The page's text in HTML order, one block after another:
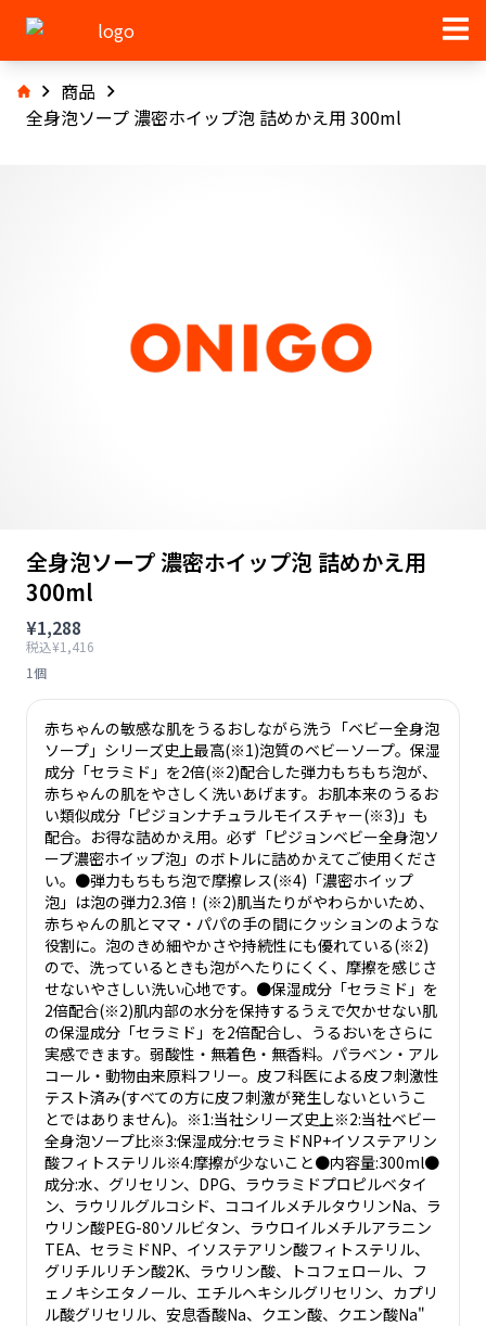
商品
全身泡ソープ 濃密ホイップ泡 詰めかえ用 300ml
全身泡ソープ 濃密ホイップ泡 詰めかえ用
300ml
¥1,288
税込¥1,416
1個
赤ちゃんの敏感な肌をうるおしながら洗う「ベビー全身泡
ソープ」シリーズ史上最高(※1)泡質のベビーソープ。保湿
成分「セラミド」を2倍(※2)配合した弾力もちもち泡が、
赤ちゃんの肌をやさしく洗いあげます。お肌本来のうるお
い類似成分「ピジョンナチュラルモイスチャー(※3)」も
配合。お得な詰めかえ用。必ず「ピジョンベビー全身泡ソ
ープ濃密ホイップ泡」のボトルに詰めかえてご使用くださ
い。●弾力もちもち泡で摩擦レス(※4)「濃密ホイップ
泡」は泡の弾力2.3倍！(※2)肌当たりがやわらかいため、
赤ちゃんの肌とママ・パパの手の間にクッションのような
役割に。泡のきめ細やかさや持続性にも優れている(※2)
ので、洗っているときも泡がへたりにくく、摩擦を感じさ
せないやさしい洗い心地です。●保湿成分「セラミド」を
2倍配合(※2)肌内部の水分を保持するうえで欠かせない肌
の保湿成分「セラミド」を2倍配合し、うるおいをさらに
実感できます。弱酸性・無着色・無香料。パラベン・アル
コール・動物由来原料フリー。皮フ科医による皮フ刺激性
テスト済み(すべての方に皮フ刺激が発生しないというこ
とではありません)。※1:当社シリーズ史上※2:当社ベビー
全身泡ソープ比※3:保湿成分:セラミドNP+イソステアリン
酸フィトステリル※4:摩擦が少ないこと●内容量:300ml●
成分:水、グリセリン、DPG、ラウラミドプロピルベタイ
ン、ラウリルグルコシド、ココイルメチルタウリンNa、ラ
ウリン酸PEG-80ソルビタン、ラウロイルメチルアラニン
TEA、セラミドNP、イソステアリン酸フィトステリル、
グリチルリチン酸2K、ラウリン酸、トコフェロール、フ
ェノキシエタノール、エチルヘキシルグリセリン、カプリ
ル酸グリセリル、安息香酸Na、クエン酸、クエン酸Na"